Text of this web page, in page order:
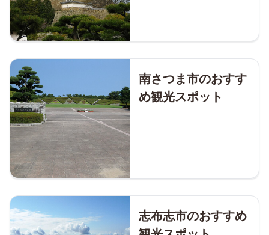
南さつま市のおすす
め観光スポット
志布志市のおすすめ